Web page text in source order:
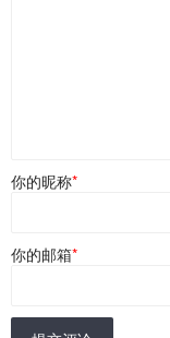
你的昵称*
你的邮箱*